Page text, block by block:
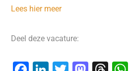
Lees hier meer
Deel deze vacature: